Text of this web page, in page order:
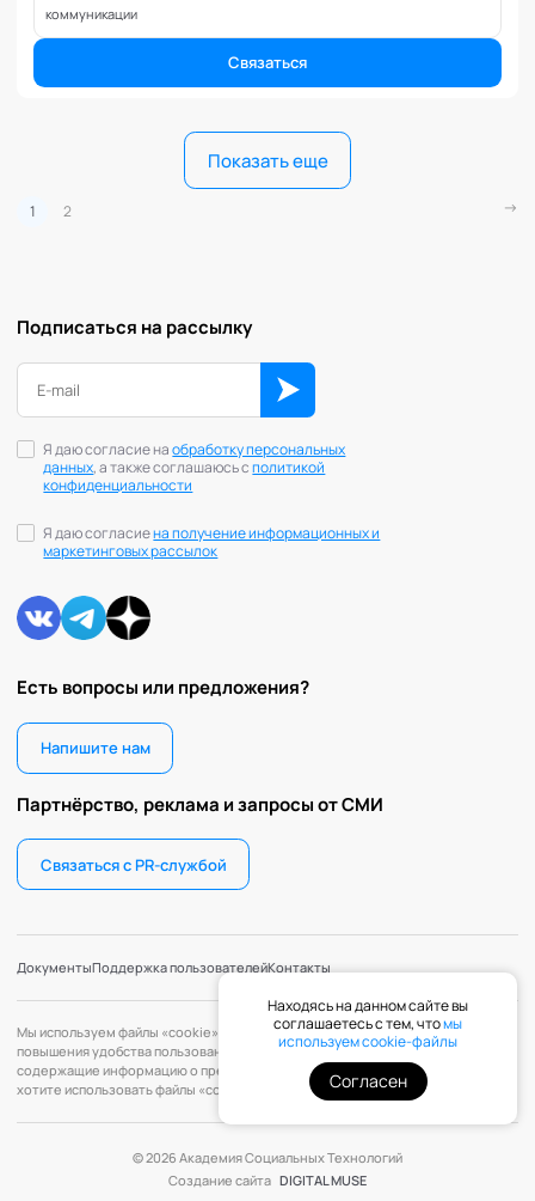
коммуникации
Связаться
Показать еще
1 2
Есть вопросы или предложения?
Напишите нам
Партнёрство, реклама и запросы от СМИ
Связаться с PR-службой
Подписаться на рассылку
Я даю согласие наобработку персональных
данных, а также соглашаюсь сполитикой
конфиденциальности
Я даю согласиена получение информационных и
маркетинговых рассылок
ДокументыПоддержка пользователейКонтакты
Мы используем файлы «cookie» с целью персонализации сервисов и
повышения удобства пользования веб-сайтом. «Cookie» — файлы,
содержащие информацию о предыдущих посещениях веб-сайта. Если вы не
хотите использовать файлы «cookie», измените настройки браузера.
© 2026 Академия Социальных Технологий
Создание сайта DIGITAL MUSE
Находясь на данном сайте вы
соглашаетесь с тем, чтомы
используем cookie-файлы
Согласен